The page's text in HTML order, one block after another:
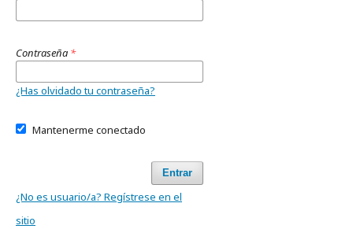
Contraseña *
¿Has olvidado tu contraseña?
Mantenerme conectado
Entrar
¿No es usuario/a? Regístrese en el
sitio